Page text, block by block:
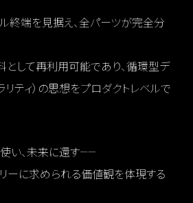
終端を見据え、全パーツが完全分
して再利用可能であり、循環型デ
リティ）の思想をプロダクトレベルで
い、未来に還す——
ーに求められる価値観を体現する